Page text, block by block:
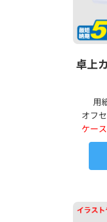
卓上
用
オフ
ケー